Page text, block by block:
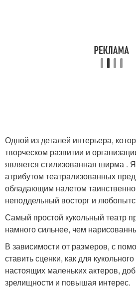
Одной из деталей интерьера,
творческом развитии и
является стилизованная ширма .
атрибутом театрализованных
обладающим налетом
неподдельный восторг и
Самый простой кукольный театр
намного сильнее, чем
В зависимости от размеров, с
ставить сценки, как для
настоящих маленьких актеров,
зрелищности и повышая интерес.